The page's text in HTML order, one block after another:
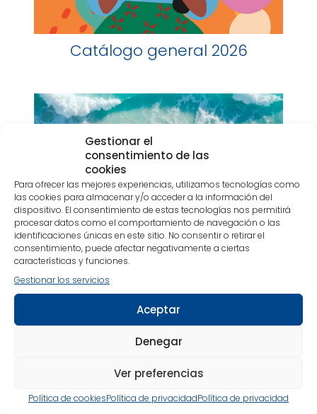
Gestionar el
consentimiento de las
cookies
Para ofrecer las mejores experiencias, utilizamos tecnologías como
las cookies para almacenar y/o acceder a la información del
dispositivo. El consentimiento de estas tecnologías nos permitirá
procesar datos como el comportamiento de navegación o las
identificaciones únicas en este sitio. No consentir o retirar el
consentimiento, puede afectar negativamente a ciertas
características y funciones.
Gestionar los servicios
Aceptar
Denegar
Ver preferencias
Política de cookiesPolítica de privacidadPolítica de privacidad
Catálogo general 2026